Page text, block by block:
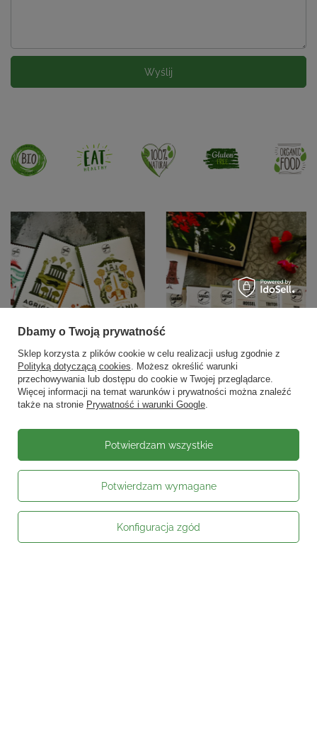
Wyślij
Moje zamówienie
Dbamy o Twoją prywatność
Sklep korzysta z plików cookie w celu realizacji usług zgodnie z
Polityką dotyczącą cookies. Możesz określić warunki
przechowywania lub dostępu do cookie w Twojej przeglądarce.
Więcej informacji na temat warunków i prywatności można znaleźć
także na stronie Prywatność i warunki Google.
Potwierdzam wymagane
Konfiguracja zgód
Potwierdzam wszystkie